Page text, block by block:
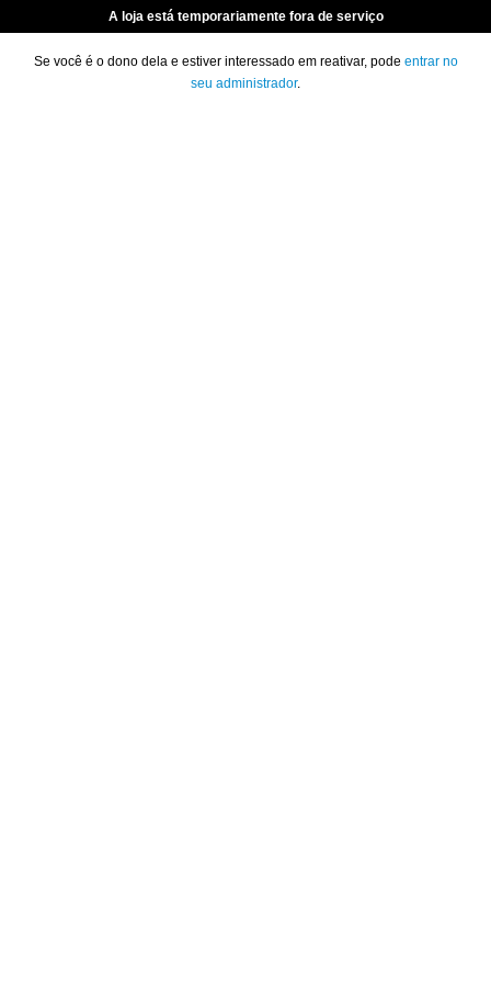
A loja está temporariamente fora de serviço
Se você é o dono dela e estiver interessado em reativar, pode entrar no
seu administrador.